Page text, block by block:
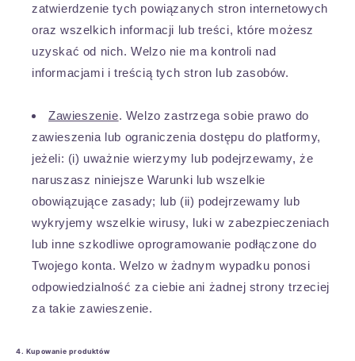
zatwierdzenie tych powiązanych stron internetowych
oraz wszelkich informacji lub treści, które możesz
uzyskać od nich. Welzo nie ma kontroli nad
informacjami i treścią tych stron lub zasobów.
Zawieszenie. Welzo zastrzega sobie prawo do
zawieszenia lub ograniczenia dostępu do platformy,
jeżeli: (i) uważnie wierzymy lub podejrzewamy, że
naruszasz niniejsze Warunki lub wszelkie
obowiązujące zasady; lub (ii) podejrzewamy lub
wykryjemy wszelkie wirusy, luki w zabezpieczeniach
lub inne szkodliwe oprogramowanie podłączone do
Twojego konta. Welzo w żadnym wypadku ponosi
odpowiedzialność za ciebie ani żadnej strony trzeciej
za takie zawieszenie.
4. Kupowanie produktów